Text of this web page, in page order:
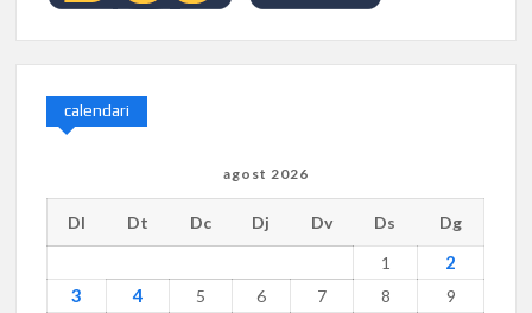
calendari
agost 2026
Dl Dt Dc Dj Dv Ds
Dg
1
2
3
4 5 6 7 8 9